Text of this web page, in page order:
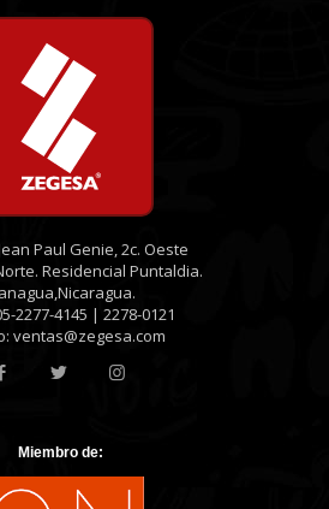
Paul Genie, 2c. Oeste
Residencial Puntaldia.
2277-4145 | 2278-0121
ventas@zegesa.com
Miembro de: